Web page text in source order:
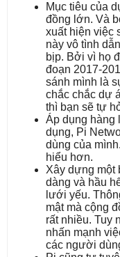
Mục tiêu của
đồng lớn. Và
xuất hiện việc
này vô tình
bịp. Bởi vì họ
đoạn 2017-
sánh mình là
chắc chắc dự
thì bạn sẽ tự
Áp dụng hàng
dụng, Pi
dùng của
hiểu hơn.
Xây dựng một
dàng và hầu
lưới yếu.
mật mà cộng
rất nhiều. Tuy
nhấn mạnh
các người